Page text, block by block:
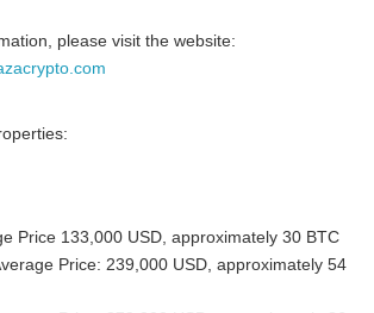
please visit the website:
Price 133,000 USD, approximately 30 BTC
Price: 239,000 USD, approximately 54